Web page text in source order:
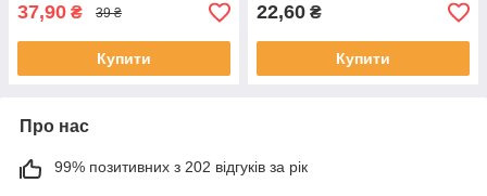
37,90 ₴ 39 ₴
Купити
22,60 ₴
Купити
Про нас
99% позитивних з 202 відгуків за рік